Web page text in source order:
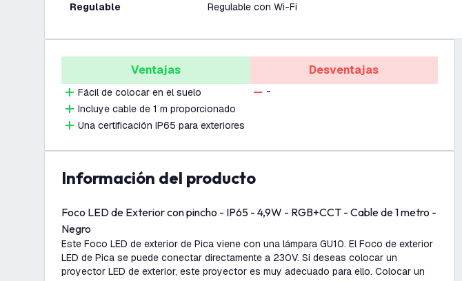
Regulable Regulable con Wi-Fi
Ventajas
Fácil de colocar en el suelo
Incluye cable de 1 m proporcionado
Una certificación IP65 para exteriores
Desventajas
-
información del producto
Foco LED de Exterior con pincho - IP65 - 4,9W - RGB+CCT - Cable de 1 metro -
Negro
Este Foco LED de exterior de Pica viene con una lámpara GU10. El Foco de exterior
LED de Pica se puede conectar directamente a 230V. Si deseas colocar un
proyector LED de exterior, este proyector es muy adecuado para ello. Colocar un